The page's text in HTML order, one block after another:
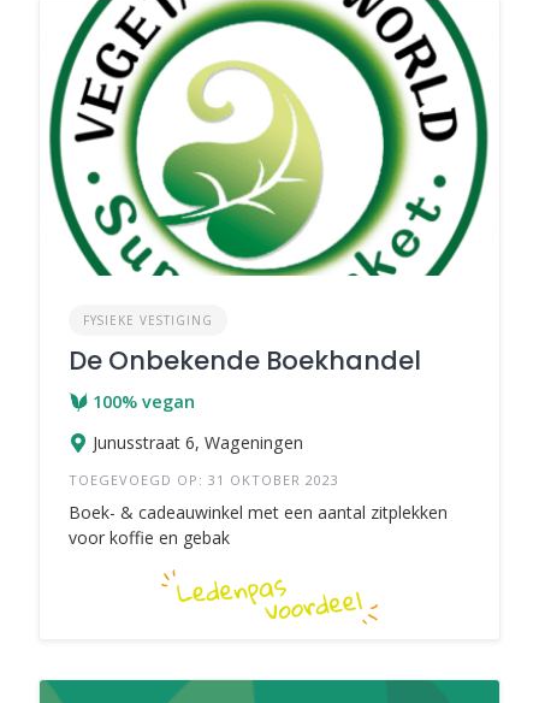
FYSIEKE VESTIGING
De Onbekende Boekhandel
100% vegan
Junusstraat 6, Wageningen
TOEGEVOEGD OP: 31 OKTOBER 2023
Boek- & cadeauwinkel met een aantal zitplekken
voor koffie en gebak